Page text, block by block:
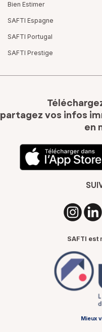
Bien Estimer
SAFTI Espagne
SAFTI Portugal
SAFTI Prestige
partagez vos infos
en
SAFTI est
Mieux